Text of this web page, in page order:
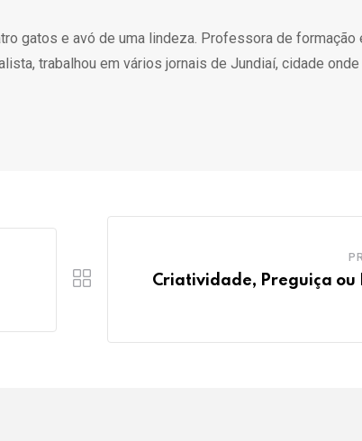
gatos e avó de uma lindeza. Professora de formação
trabalhou em vários jornais de Jundiaí, cidade onde
Criatividade, Preguiça ou